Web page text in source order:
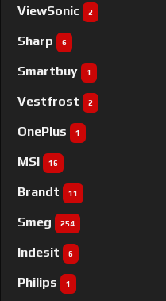
ViewSonic 2
Sharp 6
Smartbuy 1
Vestfrost 2
OnePlus 1
MSI 16
Brandt 11
Smeg 254
Indesit 6
Philips 1